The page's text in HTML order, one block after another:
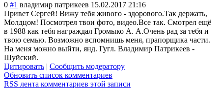
0 #1 владимир патрикеев 15.02.2017 21:16
Привет Сергей! Вижу тебя живого - здорового.Так держать,
Молдцом! Посмотрел твои фото, видео.Все так. Смотрел ещё
в 1988 как тебя награждал Громыко А. А.Очень рад за тебя и
твою семью. Возможно вспомнишь меня, прапорщика части.
На меня можно выйти, янд. Гугл. Владимир Патрикеев -
Шуйский.
Цитировать | Сообщить модератору
Обновить список комментариев
RSS лента комментариев этой записи